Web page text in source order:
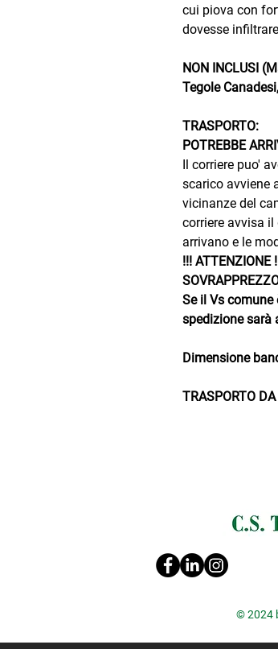
cui piova con
dovesse
NON INCLUSI
Tegole
TRASPORTO:
POTREBBE
Il corriere puo'
scarico avviene
vicinanze del
corriere avvisa
arrivano e le
!!! ATTENZIONE
Se il Vs
spedizione sarà
Dimensione
TRASPORTO
© 2024